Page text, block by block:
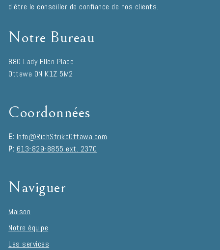
d'être le conseiller de confiance de nos clients.
Notre Bureau
880 Lady Ellen Place
Ottawa ON K1Z 5M2
Coordonnées
E: Info@RichStrikeOttawa.com
P: 613-829-8855 ext. 2370
Naviguer
Maison
Notre équipe
Les services